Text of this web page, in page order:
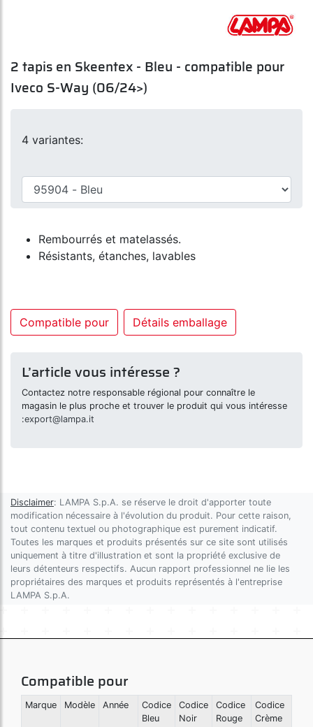
2 tapis en Skeentex - Bleu - compatible pour
Iveco S-Way (06/24>)
4 variantes:
Rembourrés et matelassés.
Résistants, étanches, lavables
Compatible pour Détails emballage
L’article vous intéresse ?
Contactez notre responsable régional pour connaître le
magasin le plus proche et trouver le produit qui vous intéresse
:export@lampa.it
Disclaimer: LAMPA S.p.A. se réserve le droit d'apporter toute
modification nécessaire à l'évolution du produit. Pour cette raison,
tout contenu textuel ou photographique est purement indicatif.
Toutes les marques et produits présentés sur ce site sont utilisés
uniquement à titre d'illustration et sont la propriété exclusive de
leurs détenteurs respectifs. Aucun rapport professionnel ne lie les
propriétaires des marques et produits représentés à l'entreprise
LAMPA S.p.A.
Compatible pour
Marque Modèle Année
Codice
Bleu
Codice
Noir
Codice
Rouge
Codice
Crème